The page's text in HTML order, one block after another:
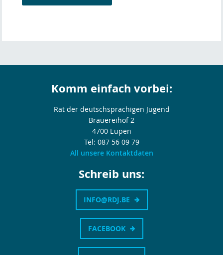
Komm einfach vorbei:
Rat der deutschsprachigen Jugend
Brauereihof 2
4700 Eupen
Tel: 087 56 09 79
All unsere Kontaktdaten
Schreib uns:
INFO@RDJ.BE
FACEBOOK